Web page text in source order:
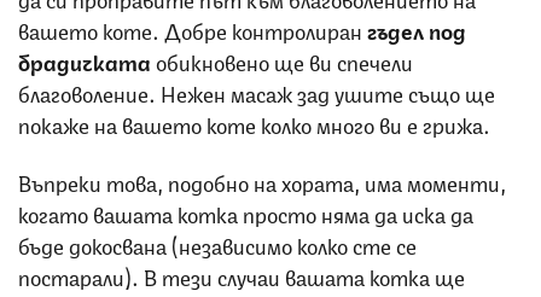
вашето коте. Добре контролирангъдел под
брадичкатаобикновено ще ви спечели
благоволение. Нежен масаж зад ушите също ще
покаже на вашето коте колко много ви е грижа.
Въпреки това, подобно на хората, има моменти,
когато вашата котка просто няма да иска да
бъде докосвана (независимо колко сте се
постарали). В тези случаи вашата котка ще